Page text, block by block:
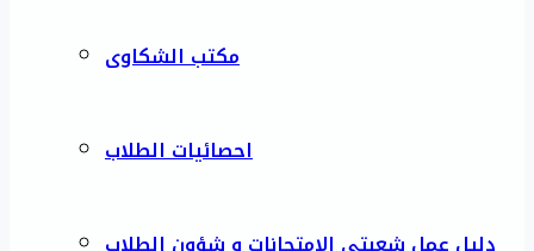
مكتب الشكاوى
احصائيات الطلاب